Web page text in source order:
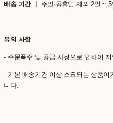
배송 기간 ㅣ 주말·공휴일 제외 2일 ~ 5
유의 사항
- 주문폭주 및 공급 사정으로 인하여
- 기본 배송기간 이상 소요되는 상품이
니다.